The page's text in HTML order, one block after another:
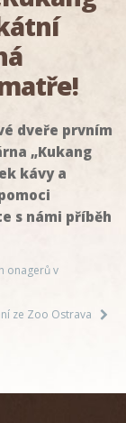
dveře prvním
„Kukang
kávy a
s námi příběh
onagerů v
ze Zoo Ostrava